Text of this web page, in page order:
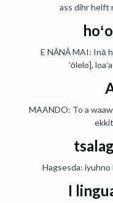
ass dihr helft
E NĀNĀ MAI: Inā
ʻōlelo],
MAANDO: To a
Hagsesda:
I